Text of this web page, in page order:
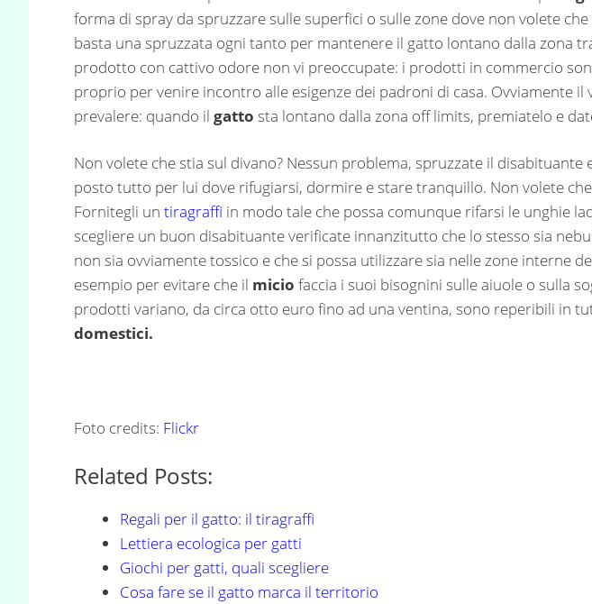
forma di spray da spruzzare sulle superfici o sulle zone dove non volete che
basta una spruzzata ogni tanto per mantenere il gatto lontano dalla zona
prodotto con cattivo odore non vi preoccupate: i prodotti in commercio
proprio per venire incontro alle esigenze dei padroni di casa. Ovviamente il
prevalere: quando il gatto sta lontano dalla zona off limits, premiatelo e
Non volete che stia sul divano? Nessun problema, spruzzate il disabituante
posto tutto per lui dove rifugiarsi, dormire e stare tranquillo. Non volete
Fornitegli un tiragraffi in modo tale che possa comunque rifarsi le unghie
scegliere un buon disabituante verificate innanzitutto che lo stesso sia
non sia ovviamente tossico e che si possa utilizzare sia nelle zone interne
esempio per evitare che il micio faccia i suoi bisognini sulle aiuole o sulla
prodotti variano, da circa otto euro fino ad una ventina, sono reperibili in
domestici.
Foto credits: Flickr
Related Posts:
Regali per il gatto: il tiragraffi
Lettiera ecologica per gatti
Giochi per gatti, quali scegliere
Cosa fare se il gatto marca il territorio